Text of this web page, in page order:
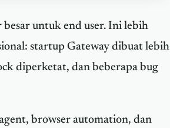
untuk end user. Ini lebih
startup Gateway dibuat lebih
diperketat, dan beberapa bug
browser automation, dan